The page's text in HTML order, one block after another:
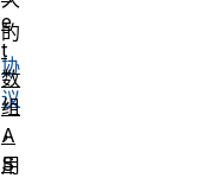
的
协
议
，
用
e
t
数
组
A
S